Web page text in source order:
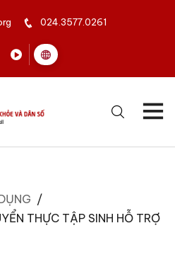
024.3577.0261
THỰC TẬP SINH HỖ TRỢ